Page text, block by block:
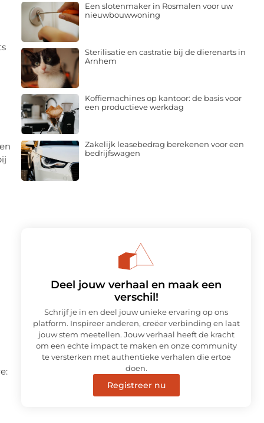
Een slotenmaker in Rosmalen voor uw
nieuwbouwwoning
Sterilisatie en castratie bij de dierenarts in
Arnhem
Koffiemachines op kantoor: de basis voor
een productieve werkdag
Zakelijk leasebedrag berekenen voor een
bedrijfswagen
Deel jouw verhaal en maak een
verschil!
Schrijf je in en deel jouw unieke ervaring op ons
platform. Inspireer anderen, creëer verbinding en laat
jouw stem meetellen. Jouw verhaal heeft de kracht
om een echte impact te maken en onze community
te versterken met authentieke verhalen die ertoe
doen.
Registreer nu